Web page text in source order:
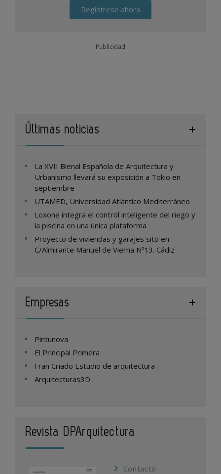
Regístrese ahora
Publicidad
Últimas noticias
La XVII Bienal Española de Arquitectura y
Urbanismo llevará su exposición a Tokio en
septiembre
UTAMED, Universidad Atlántico Mediterráneo
Loxone integra el control inteligente del riego y
la piscina en una única plataforma
Proyecto de viviendas y garajes sito en
C/Almirante Manuel de Vierna Nº13. Cádiz
Empresas
Pintunova
El Principal Primera
Fran Criado Estudio de arquitectura
Arquitecturas3D
Revista DPArquitectura
Contacto